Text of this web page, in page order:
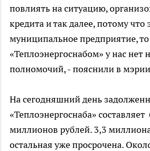
повлиять на ситуацию,
кредита и так далее, потому что
муниципальное предприятие, то
«Теплоэнергоснабом» у нас нет
полномочий, - пояснили в
На сегодняшний день
«Теплоэнергоснаба»
миллионов рублей. 3,3
остальная уже просрочена.